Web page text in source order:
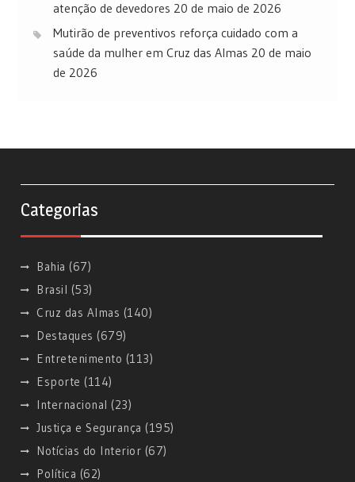
atenção de devedores 20 de maio de 2026
Mutirão de preventivos reforça cuidado com a
saúde da mulher em Cruz das Almas 20 de maio
de 2026
Categorias
Bahia (67)
Brasil (53)
Cruz das Almas (140)
Destaques (679)
Entretenimento (113)
Esporte (114)
Internacional (23)
Justiça e Segurança (195)
Notícias do Interior (67)
Política (62)